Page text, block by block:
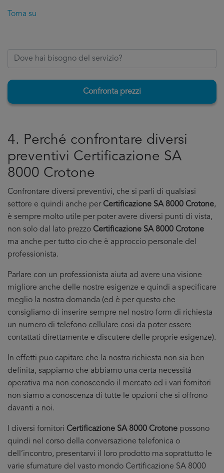
Torna su
Confronta prezzi
4. Perché confrontare diversi
preventivi Certificazione SA
8000 Crotone
Confrontare diversi preventivi, che si parli di qualsiasi
settore e quindi anche per Certificazione SA 8000 Crotone,
è sempre molto utile per poter avere diversi punti di vista,
non solo dal lato prezzo Certificazione SA 8000 Crotone
ma anche per tutto cio che è approccio personale del
professionista.
Parlare con un professionista aiuta ad avere una visione
migliore anche delle nostre esigenze e quindi a specificare
meglio la nostra domanda (ed è per questo che
consigliamo di inserire sempre nel nostro form di richiesta
un numero di telefono cellulare cosi da poter essere
contattati direttamente e discutere delle proprie esigenze).
In effetti puo capitare che la nostra richiesta non sia ben
definita, sappiamo che abbiamo una certa necessità
operativa ma non conoscendo il mercato ed i vari fornitori
non siamo a conoscenza di tutte le opzioni che si offrono
davanti a noi.
I diversi fornitori Certificazione SA 8000 Crotone possono
quindi nel corso della conversazione telefonica o
dell’incontro, presentarvi il loro prodotto ma soprattutto le
varie sfumature del vasto mondo Certificazione SA 8000